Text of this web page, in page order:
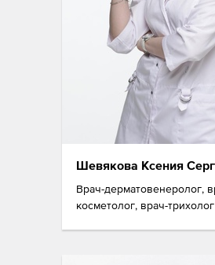
Шевякова Ксения
Врач-дерматовенеролог,
косметолог, врач-трихолог